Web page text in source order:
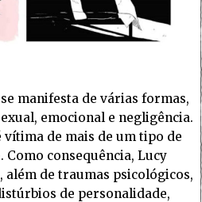
manifesta de várias formas,
emocional e negligência.
vítima de mais de um tipo de
Como consequência, Lucy
além de traumas psicológicos,
de personalidade,